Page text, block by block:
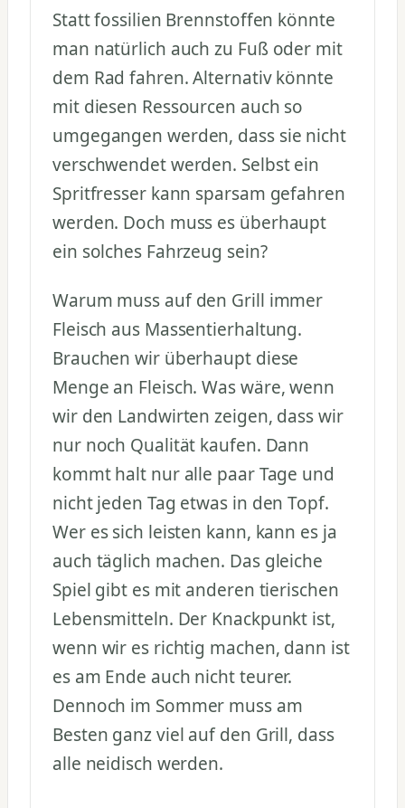
Statt fossilien Brennstoffen könnte
man natürlich auch zu Fuß oder mit
dem Rad fahren. Alternativ könnte
mit diesen Ressourcen auch so
umgegangen werden, dass sie nicht
verschwendet werden. Selbst ein
Spritfresser kann sparsam gefahren
werden. Doch muss es überhaupt
ein solches Fahrzeug sein?
Warum muss auf den Grill immer
Fleisch aus Massentierhaltung.
Brauchen wir überhaupt diese
Menge an Fleisch. Was wäre, wenn
wir den Landwirten zeigen, dass wir
nur noch Qualität kaufen. Dann
kommt halt nur alle paar Tage und
nicht jeden Tag etwas in den Topf.
Wer es sich leisten kann, kann es ja
auch täglich machen. Das gleiche
Spiel gibt es mit anderen tierischen
Lebensmitteln. Der Knackpunkt ist,
wenn wir es richtig machen, dann ist
es am Ende auch nicht teurer.
Dennoch im Sommer muss am
Besten ganz viel auf den Grill, dass
alle neidisch werden.